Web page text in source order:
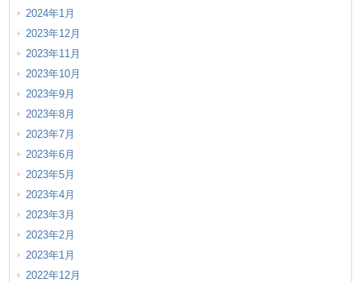
2024年1月
2023年12月
2023年11月
2023年10月
2023年9月
2023年8月
2023年7月
2023年6月
2023年5月
2023年4月
2023年3月
2023年2月
2023年1月
2022年12月